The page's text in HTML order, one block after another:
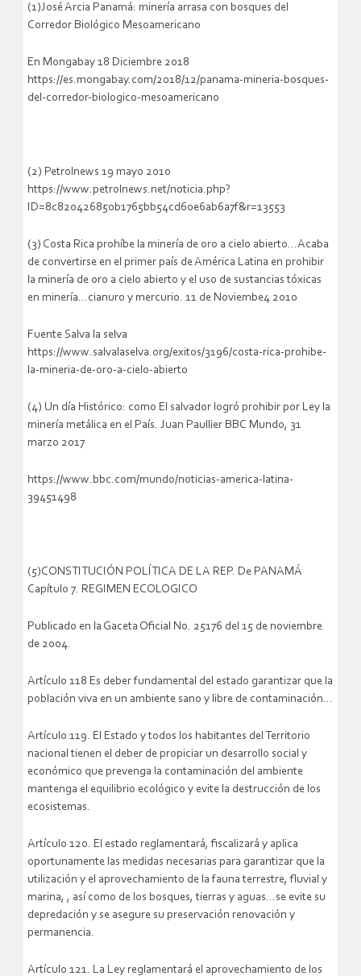
(1)José Arcia Panamá: minería arrasa con bosques del
Corredor Biológico Mesoamericano
En Mongabay 18 Diciembre 2018
https://es.mongabay.com/2018/12/panama-mineria-bosques-
del-corredor-biologico-mesoamericano
(2) Petrolnews 19 mayo 2010
https://www.petrolnews.net/noticia.php?
ID=8c820426850b1765bb54cd60e6ab6a7f&r=13553
(3) Costa Rica prohíbe la minería de oro a cielo abierto…Acaba
de convertirse en el primer país de América Latina en prohibir
la minería de oro a cielo abierto y el uso de sustancias tóxicas
en minería…cianuro y mercurio. 11 de Noviembe4 2010
Fuente Salva la selva
https://www.salvalaselva.org/exitos/3196/costa-rica-prohibe-
la-mineria-de-oro-a-cielo-abierto
(4) Un día Histórico: como El salvador logró prohibir por Ley la
minería metálica en el País. Juan Paullier BBC Mundo, 31
marzo 2017
https://www.bbc.com/mundo/noticias-america-latina-
39451498
(5)CONSTITUCIÓN POLÍTICA DE LA REP. De PANAMÁ
Capítulo 7. REGIMEN ECOLOGICO
Publicado en la Gaceta Oficial No. 25176 del 15 de noviembre
de 2004.
Artículo 118 Es deber fundamental del estado garantizar que la
población viva en un ambiente sano y libre de contaminación…
Artículo 119. El Estado y todos los habitantes del Territorio
nacional tienen el deber de propiciar un desarrollo social y
económico que prevenga la contaminación del ambiente
mantenga el equilibrio ecológico y evite la destrucción de los
ecosistemas.
Artículo 120. El estado reglamentará, fiscalizará y aplica
oportunamente las medidas necesarias para garantizar que la
utilización y el aprovechamiento de la fauna terrestre, fluvial y
marina, , así como de los bosques, tierras y aguas…se evite su
depredación y se asegure su preservación renovación y
permanencia.
Artículo 121. La Ley reglamentará el aprovechamiento de los